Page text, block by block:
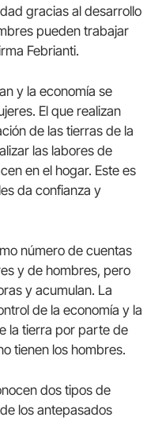
gracias al desarrollo
pueden trabajar
Febrianti.
y la economía se
El que realizan
de las tierras de la
las labores de
en el hogar. Este es
da confianza y
número de cuentas
y de hombres, pero
y acumulan. La
de la economía y la
la tierra por parte de
tienen los hombres.
dos tipos de
los antepasados